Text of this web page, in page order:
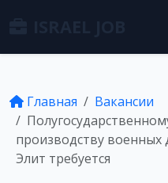
Главная
Вакансии
производству
Элит требуется